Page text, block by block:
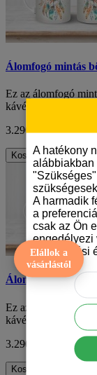
Álomfogó mintás
Ez az álomfogó
kávédnak vagy
3.290 FtÁFA
Kosárba
Álomfogó mintás
Ez az álomfogó
kávédnak vagy
3.290 Ft
ÁFA
Kosárba
Elállok a
vásárlástól
A hatékony
alábbiakban
A harmadik
a
csak az Ön
engedélyezi
böngészési